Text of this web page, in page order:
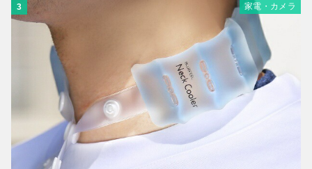
3 家電・カメラ